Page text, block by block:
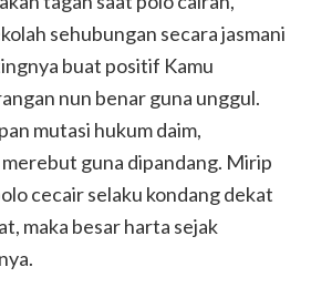
sehubungan secara jasmani
buat positif Kamu
nun benar guna unggul.
mutasi hukum daim,
guna dipandang. Mirip
cecair selaku kondang dekat
maka besar harta sejak